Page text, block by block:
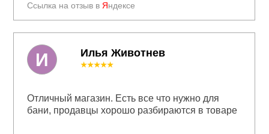
Ссылка на отзыв в Яндексе
Илья Животнев
★★★★★
Отличный магазин. Есть все что нужно для
бани, продавцы хорошо разбираются в товаре
И